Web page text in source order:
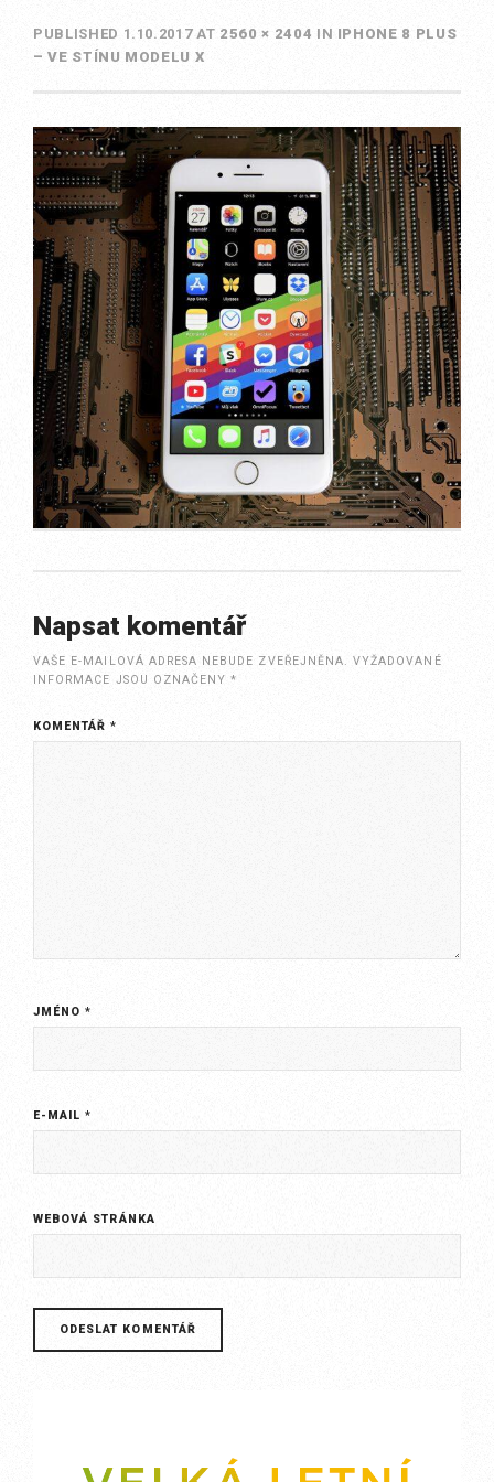
PUBLISHED 1.10.2017AT 2560 × 2404 IN IPHONE 8 PLUS
– VE STÍNU MODELU X
Napsat komentář
VAŠE E-MAILOVÁ ADRESA NEBUDE ZVEŘEJNĚNA. VYŽADOVANÉ
INFORMACE JSOU OZNAČENY*
KOMENTÁŘ*
JMÉNO*
E-MAIL*
WEBOVÁ STRÁNKA